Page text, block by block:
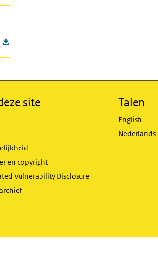
site
en copyright
Vulnerability Disclosure
Talen
English
Nederlands